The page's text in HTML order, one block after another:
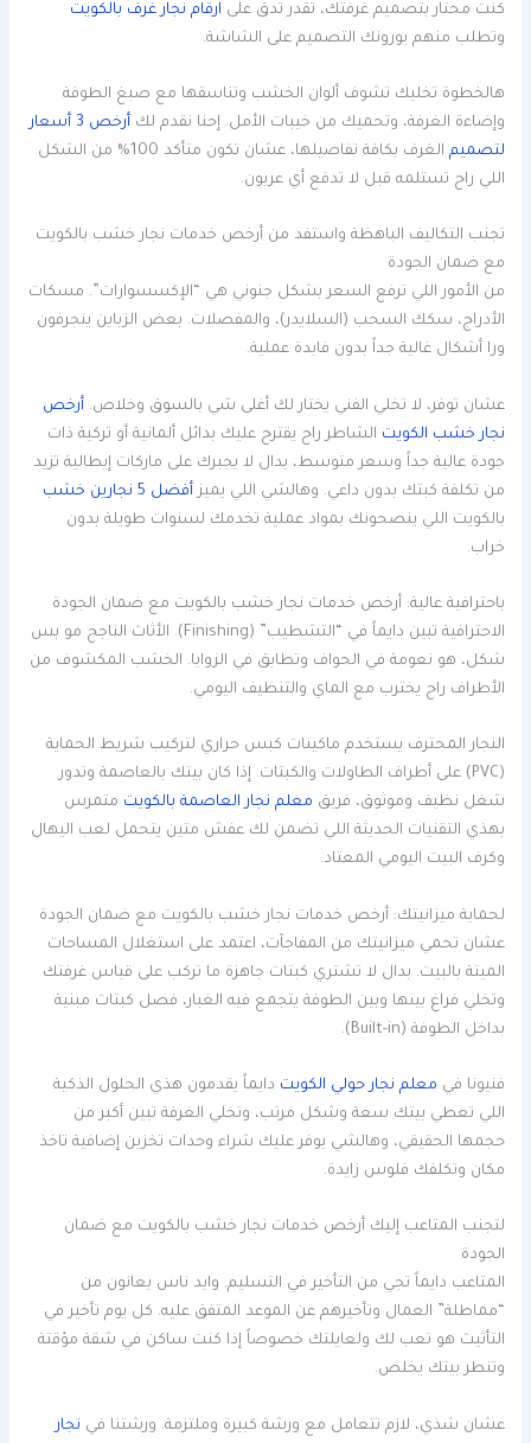
كنت محتار بتصميم غرفتك، تقدر تدق على ارقام نجار غرف بالكويت
وتطلب منهم يورونك التصميم على الشاشة.
هالخطوة تخليك تشوف ألوان الخشب وتناسقها مع صبغ الطوفة
وإضاءة الغرفة، وتحميك من خيبات الأمل. إحنا نقدم لك
أرخص 3 أسعار
لتصميم
الغرف بكافة تفاصيلها، عشان تكون متأكد 100% من الشكل
اللي راح تستلمه قبل لا تدفع أي عربون.
تجنب التكاليف الباهظة واستفد من أرخص خدمات نجار خشب بالكويت
مع ضمان الجودة
من الأمور اللي ترفع السعر بشكل جنوني هي “الإكسسوارات”. مسكات
الأدراج، سكك السحب (السلايدر)، والمفصلات. بعض الزباين ينجرفون
ورا أشكال غالية جداً بدون فايدة عملية.
عشان توفر، لا تخلي الفني يختار لك أغلى شي بالسوق وخلاص. أرخص
نجار خشب الكويت الشاطر راح يقترح عليك بدائل ألمانية أو تركية ذات
جودة عالية جداً وسعر متوسط، بدال لا يجبرك على ماركات إيطالية تزيد
من تكلفة كبتك بدون داعي. وهالشي اللي يميز أفضل 5 نجارين خشب
بالكويت اللي ينصحونك بمواد عملية تخدمك لسنوات طويلة بدون
خراب.
باحترافية عالية: أرخص خدمات نجار خشب بالكويت مع ضمان الجودة
الاحترافية تبين دايماً في “التشطيب” (Finishing). الأثاث الناجح مو بس
شكل، هو نعومة في الحواف وتطابق في الزوايا. الخشب المكشوف من
الأطراف راح يخترب مع الماي والتنظيف اليومي.
النجار المحترف يستخدم ماكينات كبس حراري لتركيب شريط الحماية
(PVC) على أطراف الطاولات والكبتات. إذا كان بيتك بالعاصمة وتدور
شغل نظيف وموثوق، فريق معلم نجار العاصمة بالكويت متمرس
بهذي التقنيات الحديثة اللي تضمن لك عفش متين يتحمل لعب اليهال
وكرف البيت اليومي المعتاد.
لحماية ميزانيتك: أرخص خدمات نجار خشب بالكويت مع ضمان الجودة
عشان تحمي ميزانيتك من المفاجآت، اعتمد على استغلال المساحات
الميتة بالبيت. بدال لا تشتري كبتات جاهزة ما تركب على قياس غرفتك
وتخلي فراغ بينها وبين الطوفة يتجمع فيه الغبار، فصل كبتات مبنية
بداخل الطوفة (Built-in).
فنيونا في معلم نجار حولي الكويت دايماً يقدمون هذي الحلول الذكية
اللي تعطي بيتك سعة وشكل مرتب، وتخلي الغرفة تبين أكبر من
حجمها الحقيقي، وهالشي يوفر عليك شراء وحدات تخزين إضافية تاخذ
مكان وتكلفك فلوس زايدة.
لتجنب المتاعب إليك أرخص خدمات نجار خشب بالكويت مع ضمان
الجودة
المتاعب دايماً تجي من التأخير في التسليم. وايد ناس يعانون من
“مماطلة” العمال وتأخيرهم عن الموعد المتفق عليه. كل يوم تأخير في
التأثيث هو تعب لك ولعايلتك خصوصاً إذا كنت ساكن في شقة مؤقتة
وتنطر بيتك يخلص.
عشان شذي، لازم تتعامل مع ورشة كبيرة وملتزمة. ورشتنا في نجار